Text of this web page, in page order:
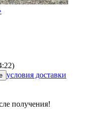
условия доставки
получения!